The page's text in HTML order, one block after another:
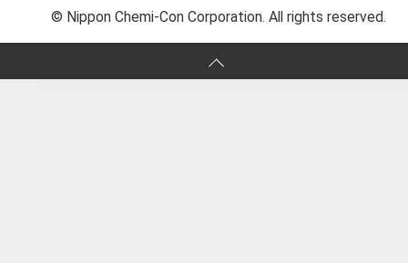
© Nippon Chemi-Con Corporation. All rights reserved.